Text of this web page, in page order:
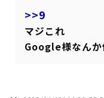
>>9
マジこれ
Google様なんか